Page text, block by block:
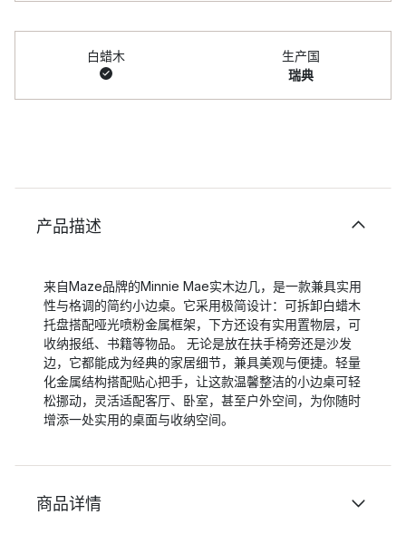
白蜡木
生产国
瑞典
产品描述
来自Maze品牌的Minnie Mae实木边几，是一款兼具实用
性与格调的简约小边桌。它采用极简设计：可拆卸白蜡木
托盘搭配哑光喷粉金属框架，下方还设有实用置物层，可
收纳报纸、书籍等物品。 无论是放在扶手椅旁还是沙发
边，它都能成为经典的家居细节，兼具美观与便捷。轻量
化金属结构搭配贴心把手，让这款温馨整洁的小边桌可轻
松挪动，灵活适配客厅、卧室，甚至户外空间，为你随时
增添一处实用的桌面与收纳空间。
商品详情